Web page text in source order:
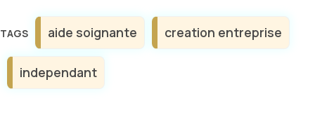
Étiquettes
aide soignante creation entreprise
independant